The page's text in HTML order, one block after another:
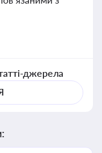
джерела